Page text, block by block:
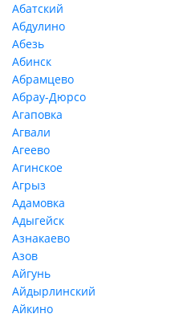
Абатский
Абдулино
Абезь
Абинск
Абрамцево
Абрау-Дюрсо
Агаповка
Агвали
Агеево
Агинское
Агрыз
Адамовка
Адыгейск
Азнакаево
Азов
Айгунь
Айдырлинский
Айкино